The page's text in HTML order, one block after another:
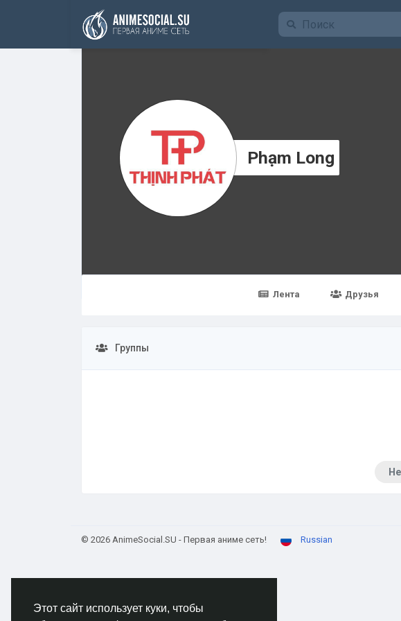
Этот сайт использует куки, чтобы
Funding
Phạm Long
Лента Друзья
Группы
© 2026 AnimeSocial.SU - Первая аниме сеть! Russian